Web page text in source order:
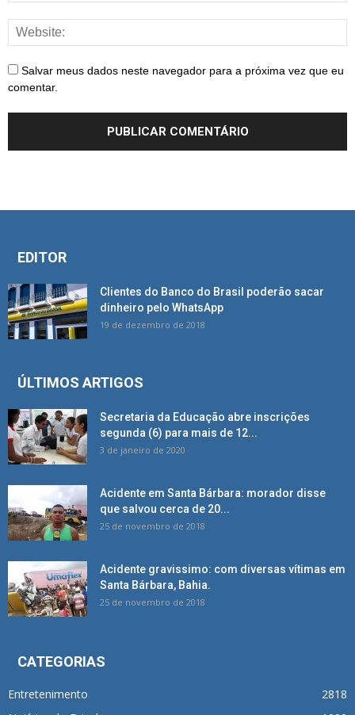
Salvar meus dados neste navegador para a próxima vez que eu
comentar.
EDITOR
Clientes do Banco do Brasil poderão sacar
dinheiro pelo WhatsApp
19 de dezembro de 2018
ÚLTIMOS ARTIGOS
Secretaria da Educação abre inscrições
segunda (6) para mais de 12...
3 de janeiro de 2020
Acidente em Santa Bárbara: morador disse
que salvou cerca de 20...
25 de novembro de 2018
Acidente gravissimo: com diversas vítimas em
Santa Bárbara, Bahia.
25 de novembro de 2018
CATEGORIAS
Entretenimento
2818